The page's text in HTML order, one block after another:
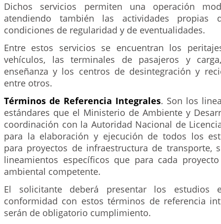
Dichos servicios permiten una operación
atendiendo también las actividades propias
condiciones de regularidad y de eventualidades.
Entre estos servicios se encuentran los
vehículos, las terminales de pasajeros y
enseñanza y los centros de desintegración y
entre otros.
Términos de Referencia Integrales. Son los
estándares que el Ministerio de Ambiente y
coordinación con la Autoridad Nacional de
para la elaboración y ejecución de todos los
para proyectos de infraestructura de transporte,
lineamientos específicos que para cada
ambiental competente.
El solicitante deberá presentar los estudios
conformidad con estos términos de referencia
serán de obligatorio cumplimiento.